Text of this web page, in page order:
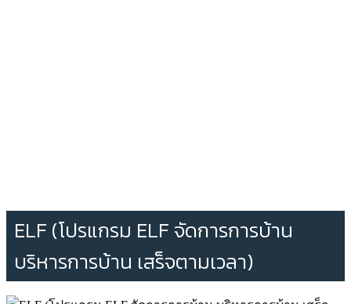
ELF (โปรแกรม ELF จัดการการบ้าน
บริหารการบ้าน เสร็จตามเวลา)